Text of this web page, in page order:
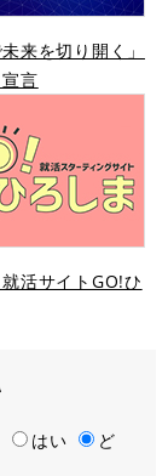
未来を切り開く」
言
活サイトGO!ひ
はい
ど